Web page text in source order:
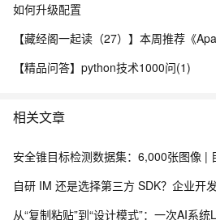
如何升级配置
【精品问答】python技术1000问(1)
相关文章
安全锥目标检测数据集：6,000张图像 |
自研 IM 还是选择第三方 SDK？企业开
从“复制粘贴”到“设计模式”：​一次AI系